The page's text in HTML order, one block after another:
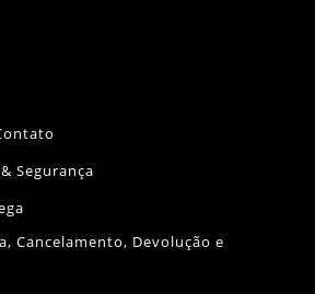
aba
SegurançaAbre
Abre
em
Cancelamento, Devolução e